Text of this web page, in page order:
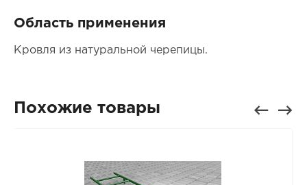
Область применения
Кровля из натуральной черепицы.
Похожие товары